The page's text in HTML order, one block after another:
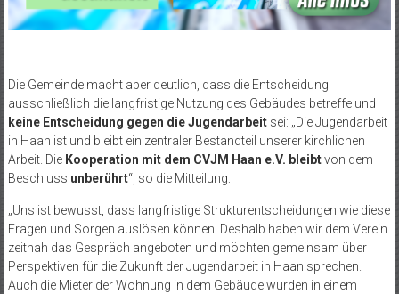
Die Gemeinde macht aber deutlich, dass die Entscheidung
ausschließlich die langfristige Nutzung des Gebäudes betreffe und
keine Entscheidung gegen die Jugendarbeit sei: „Die Jugendarbeit
in Haan ist und bleibt ein zentraler Bestandteil unserer kirchlichen
Arbeit. Die Kooperation mit dem CVJM Haan e.V. bleibtvon dem
Beschluss unberührt“, so die Mitteilung:
„Uns ist bewusst, dass langfristige Strukturentscheidungen wie diese
Fragen und Sorgen auslösen können. Deshalb haben wir dem Verein
zeitnah das Gespräch angeboten und möchten gemeinsam über
Perspektiven für die Zukunft der Jugendarbeit in Haan sprechen.
Auch die Mieter der Wohnung in dem Gebäude wurden in einem